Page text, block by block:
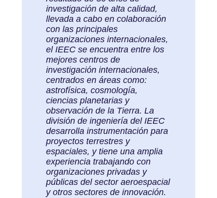
investigación de alta calidad,
llevada a cabo en colaboración
con las principales
organizaciones internacionales,
el IEEC se encuentra entre los
mejores centros de
investigación internacionales,
centrados en áreas como:
astrofísica, cosmología,
ciencias planetarias y
observación de la Tierra. La
división de ingeniería del IEEC
desarrolla instrumentación para
proyectos terrestres y
espaciales, y tiene una amplia
experiencia trabajando con
organizaciones privadas y
públicas del sector aeroespacial
y otros sectores de innovación.